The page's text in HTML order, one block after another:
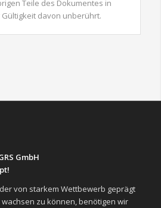
Teile des Dokumentes in
davon unberührt.
GmbH
von starkem Wettbewerb geprägt
zu können, benötigen wir